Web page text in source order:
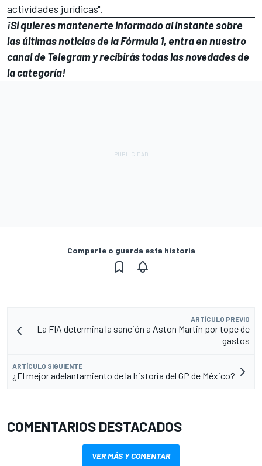
actividades jurídicas".
¡Si quieres mantenerte informado al instante sobre
las últimas noticias de la Fórmula 1, entra ennuestro
canal de Telegramy recibirás todas las novedades de
la categoría!
Comparte o guarda esta historia
ARTÍCULO PREVIO
La FIA determina la sanción a Aston Martin por tope de
gastos
ARTÍCULO SIGUIENTE
¿El mejor adelantamiento de la historia del GP de México?
COMENTARIOS DESTACADOS
VER MÁS Y COMENTAR